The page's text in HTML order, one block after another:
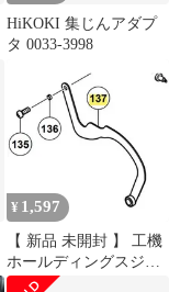
HiKOKI 集じんアダプ
タ 0033-3998
¥ 1,597
【 新品 未開封 】 工機
ホールディングスジャ
パン HiKOKI リンク